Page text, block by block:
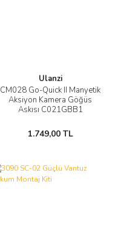
Ulanzi
CM028 Go-Quick II Manyetik
Aksiyon Kamera Göğüs
Askısı C021GBB1
1.749,00 TL